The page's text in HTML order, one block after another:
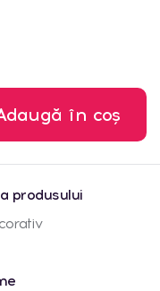
în coș
produsului